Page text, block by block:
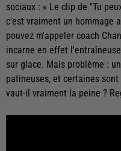
sociaux : « Le clip de ''Tu
c'est vraiment un hommage
pouvez m'appeler coach
incarne en effet
sur glace. Mais problème :
patineuses, et certaines
vaut-il vraiment la peine ?